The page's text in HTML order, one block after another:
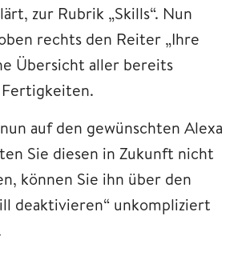
zur Rubrik „Skills“. Nun
rechts den Reiter „Ihre
Übersicht aller bereits
auf den gewünschten Alexa
Sie diesen in Zukunft nicht
können Sie ihn über den
deaktivieren“ unkompliziert